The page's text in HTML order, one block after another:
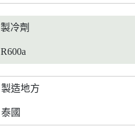
製冷劑
R600a
製造地方
泰國